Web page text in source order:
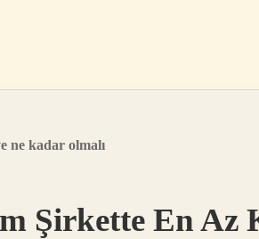
ne kadar olmalı
Şirkette En Az